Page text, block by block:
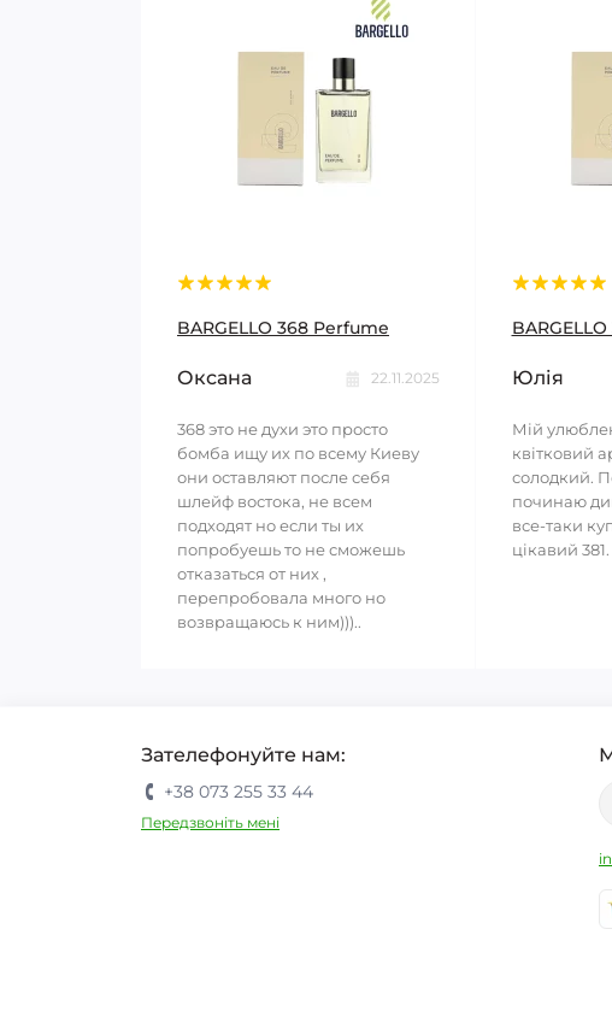
BARGELLO 368 Perfume
Оксана 22.11.2025
368 это не духи это просто
бомба ищу их по всему Киеву
они оставляют после себя
шлейф востока, не всем
подходят но если ты их
попробуешь то не сможешь
отказаться от них ,
перепробовала много но
возвращаюсь к ним)))..
Юлія
Мій
квітковий
солодкий.
починаю
все-таки
цікавий 381.
Зателефонуйте нам:
+38 073 255 33 44
Передзвоніть мені